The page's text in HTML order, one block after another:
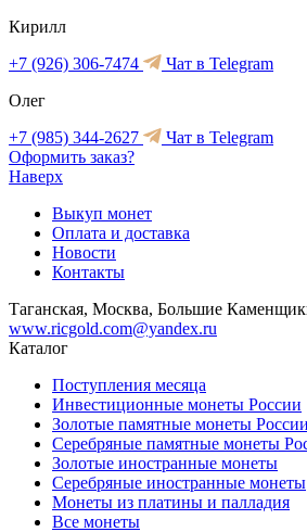
Кирилл
+7 (926) 306-7474
Чат в Telegram
Олег
+7 (985) 344-2627
Чат в Telegram
Оформить заказ?
Наверх
Выкуп монет
Оплата и доставка
Новости
Контакты
Таганская, Москва, Большие
www.ricgold.com@yandex.ru
Каталог
Поступления месяца
Инвестиционные монеты России
Золотые памятные монеты
Серебряные памятные монеты
Золотые иностранные монеты
Серебряные иностранные монеты
Монеты из платины и палладия
Все монеты